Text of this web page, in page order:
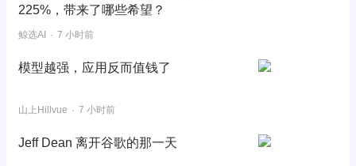
225%，带来了哪些希望？
鲸选AI 7 小时前
模型越强，应用反而值钱了
山上Hillvue 7 小时前
Jeff Dean 离开谷歌的那一天